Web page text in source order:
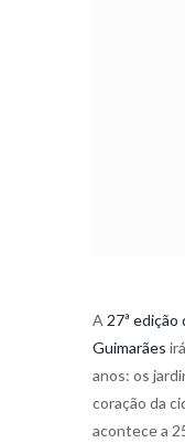
A 27ª
Guimarães
anos: os
coração da
acontece a